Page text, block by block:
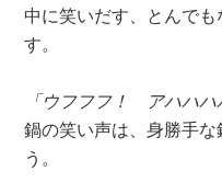
中に笑いだす、とんで
す。
「ウフフフ！ アハハハ
鍋の笑い声は、身勝手
う。